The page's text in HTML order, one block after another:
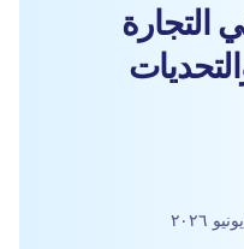
التجارة